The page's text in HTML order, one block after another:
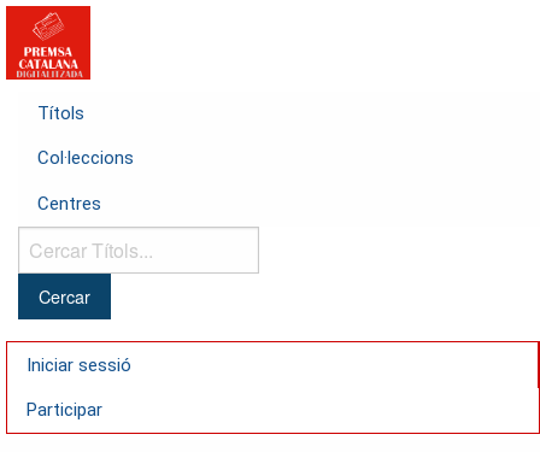
Títols
Col·leccions
Centres
Cercar
Títols...
Iniciar sessió
Participar